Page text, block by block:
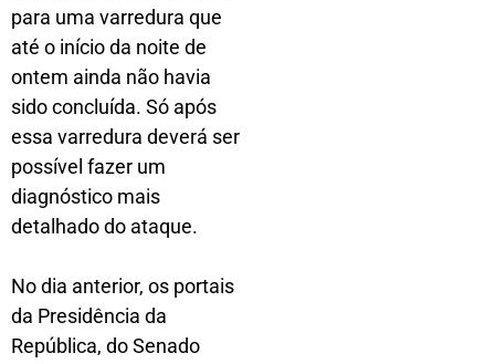
para uma varredura que
até o início da noite de
ontem ainda não havia
sido concluída. Só após
essa varredura deverá ser
possível fazer um
diagnóstico mais
detalhado do ataque.
No dia anterior, os portais
da Presidência da
República, do Senado